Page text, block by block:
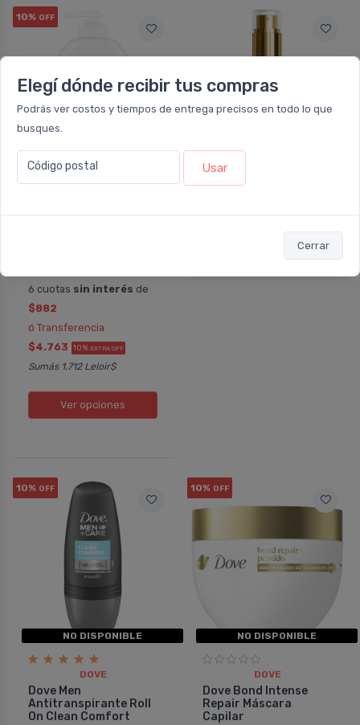
Elegí dónde recibir tus compras
Podrás ver costos y tiempos de entrega precisos en todo lo que
busques.
Código postal Usar
Cerrar
10% OFF
Dove Jabón Líquido
6 cuotas sin interés de
$882
ó Transferencia
$4.763 10% EXTRA OFF
Sumás 1.712 Leloir$
Ver opciones
Dove Bond Intense
Repair óleo Capilar
10% OFF
NO DISPONIBLE
DOVE
Dove Men
Antitranspirante Roll
On Clean Comfort
10% OFF
NO DISPONIBLE
DOVE
Dove Bond Intense
Repair Máscara
Capilar